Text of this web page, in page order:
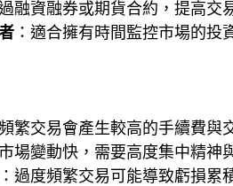
融資融券或期貨合約，提高交
：適合擁有時間監控市場的投
頻繁交易會產生較高的手續費與
市場變動快，需要高度集中精神
：過度頻繁交易可能導致虧損累